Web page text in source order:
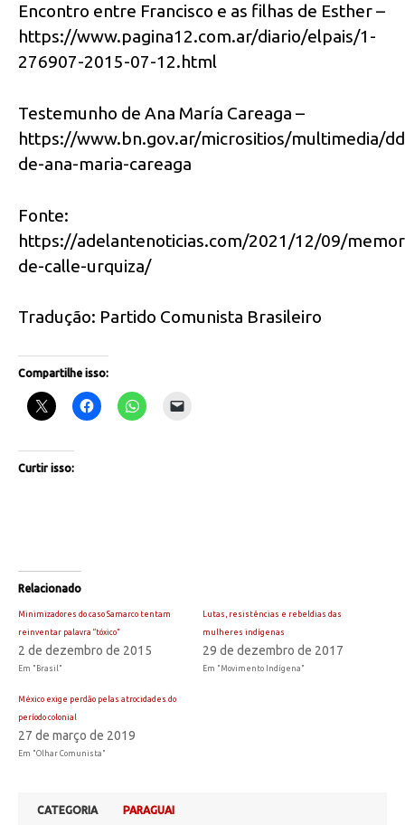
Encontro entre Francisco e as filhas de Esther –
https://www.pagina12.com.ar/diario/elpais/1-
276907-2015-07-12.html
Testemunho de Ana María Careaga –
https://www.bn.gov.ar/micrositios/multimedia/
de-ana-maria-careaga
Fonte:
https://adelantenoticias.com/2021/12/09/
de-calle-urquiza/
Tradução: Partido Comunista Brasileiro
Compartilhe isso:
Curtir isso:
Relacionado
Minimizadores do caso Samarco tentam
reinventar palavra “tóxico”
2 de dezembro de 2015
Em "Brasil"
Lutas, resistências e rebeldias das
mulheres indígenas
29 de dezembro de 2017
Em "Movimento Indígena"
México exige perdão pelas atrocidades do
período colonial
27 de março de 2019
Em "Olhar Comunista"
CATEGORIA
PARAGUAI